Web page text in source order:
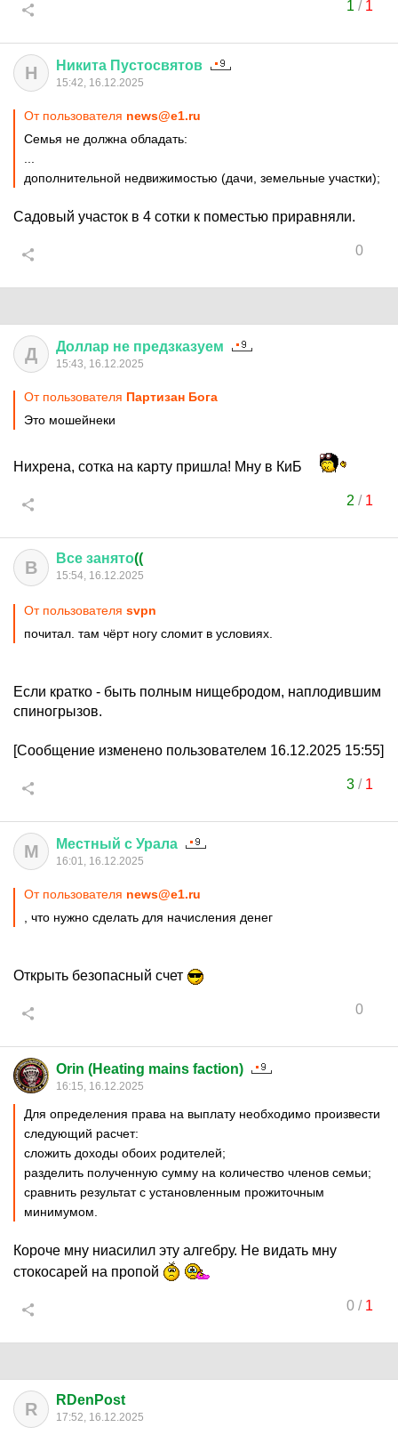
1 / 1
Н Никита Пустосвятов
15:42, 16.12.2025
От пользователя news@e1.ru
Семья не должна обладать:
дополнительной недвижимостью (дачи, земельные участки);
Садовый участок в 4 сотки к поместью приравняли.
0
Д Доллар не предзказуем
15:43, 16.12.2025
От пользователя Партизан Бога
Это мошейнеки
Нихрена, сотка на карту пришла! Мну в КиБ
2 / 1
В Все занято((
15:54, 16.12.2025
От пользователя svpn
почитал. там чёрт ногу сломит в условиях.
Если кратко - быть полным нищебродом, наплодившим
спиногрызов.
[Сообщение изменено пользователем 16.12.2025 15:55]
3/ 1
М Местный с Урала
16:01, 16.12.2025
От пользователя news@e1.ru
, что нужно сделать для начисления денег
Открыть безопасный счет
0
Orin (Heating mains faction)
16:15, 16.12.2025
Для определения права на выплату необходимо произвести
следующий расчет:
сложить доходы обоих родителей;
разделить полученную сумму на количество членов семьи;
сравнить результат с установленным прожиточным
минимумом.
Короче мну ниасилил эту алгебру. Не видать мну
стокосарей на пропой
0/ 1
R RDenPost
17:52, 16.12.2025